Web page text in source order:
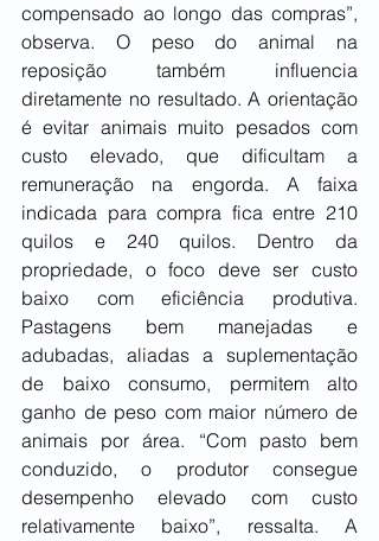
compensado ao longo das compras”,
observa. O peso do animal na
reposição também influencia
diretamente no resultado. A orientação
é evitar animais muito pesados com
custo elevado, que dificultam a
remuneração na engorda. A faixa
indicada para compra fica entre 210
quilos e 240 quilos. Dentro da
propriedade, o foco deve ser custo
baixo com eficiência produtiva.
Pastagens bem manejadas e
adubadas, aliadas a suplementação
de baixo consumo, permitem alto
ganho de peso com maior número de
animais por área. “Com pasto bem
conduzido, o produtor consegue
desempenho elevado com custo
relativamente baixo”, ressalta. A